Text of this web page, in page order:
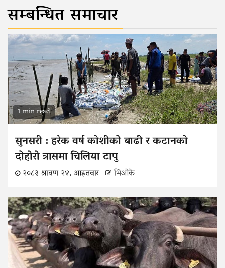
सम्बन्धित समाचार
1 min read
सुनसरी : हरेक वर्ष कोशीको बाढी र कटानको
दोहोरो त्रासमा चिलिया टापु
२०८३ श्रावण २४, आइतवार भिओके